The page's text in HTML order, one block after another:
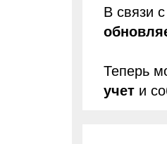
В связи
Теперь
учет и